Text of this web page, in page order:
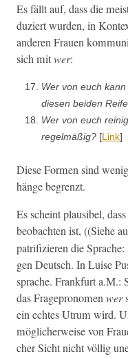
Es fällt auf, dass die
duziert wur­den, in
anderen Frauen
sich mitwer:
Wer von euch
diesen bei­den
Wer von euch
regelmäßig? [Link]
Diese For­men sind
hänge begrenzt.
Es scheint plau­si­bel,
beobacht­en ist, ((Siehe
pa­tri­fizieren die
gen Deutsch. In Luise
sprache. Frank­furt a.M.:
das Frage­pronomenwer
ein echt­es Utrum wird.
möglicher­weise von
ch­er Sicht nicht völ­lig